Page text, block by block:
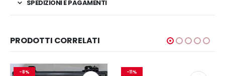
SPEDIZIONI E PAGAMENTI
PRODOTTI CORRELATI
-8% -11%